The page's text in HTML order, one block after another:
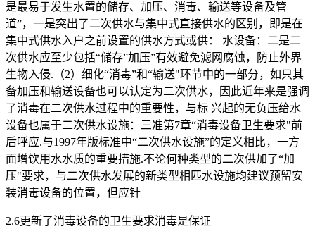
是最易于发生水置的储存、加压、消毒、输送等设备及管
道”，一是突出了二次供水与集中式直接供水的区别，即是在
集中式供水入户之前设置的供水方式或供： 水设备：二是二
次供水应至少包括“储存”加压”有效避免滤网腐蚀，防止外界
生物入侵.（2）细化“消毒”和“输送"环节中的一部分，如只其
备加压和输送设备也可以认定为二次供水，因此近年来是强调
了消毒在二次供水过程中的重要性，与标 兴起的无负压给水
设备也属于二次供水设施：三准第7章“消毒设备卫生要求"前
后呼应.与1997年版标准中“二次供水设施”的定义相比，一方
面增饮用水水质的重要措施.不论何种类型的二次供加了“加
压"要求，与二次供水发展的新类型相匹水设施均建议预留安
装消毒设备的位置，但应针
2.6更新了消毒设备的卫生要求消毒是保证